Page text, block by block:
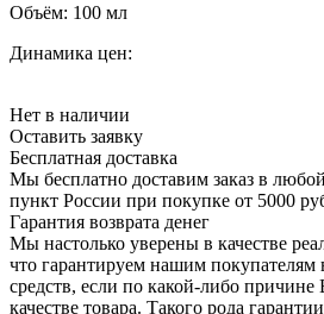
Объём: 100 мл
Динамика цен:
Нет в наличии
Оставить заявку
Бесплатная доставка
Мы бесплатно доставим заказ в
пункт России при покупке от 5000
Гарантия возврата денег
Мы настолько уверены в качестве
что гарантируем нашим покупателям
средств, если по какой-либо
качестве товара. Такого рода